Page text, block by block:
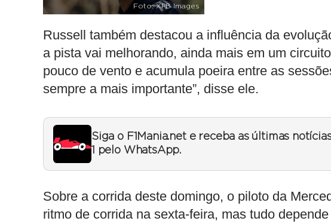
Foto: XPB Images
Russell também destacou a influência da
a pista vai melhorando, ainda mais em um
pouco de vento e acumula poeira entre as
sempre a mais importante”, disse ele.
Siga o F1Mania.net e receba as últimas
1 pelo WhatsApp.
Sobre a corrida deste domingo, o piloto da
ritmo de corrida na sexta-feira, mas tudo